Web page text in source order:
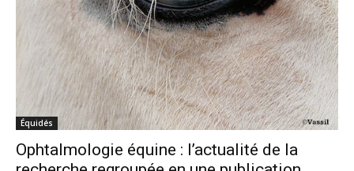
Équidés
Ophtalmologie équine : l’actualité de la